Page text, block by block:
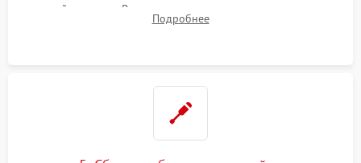
хрупкой матрицы. Восстановление поврежденных дорожек,
прошивка микросхем памяти EEPROM
Подробнее